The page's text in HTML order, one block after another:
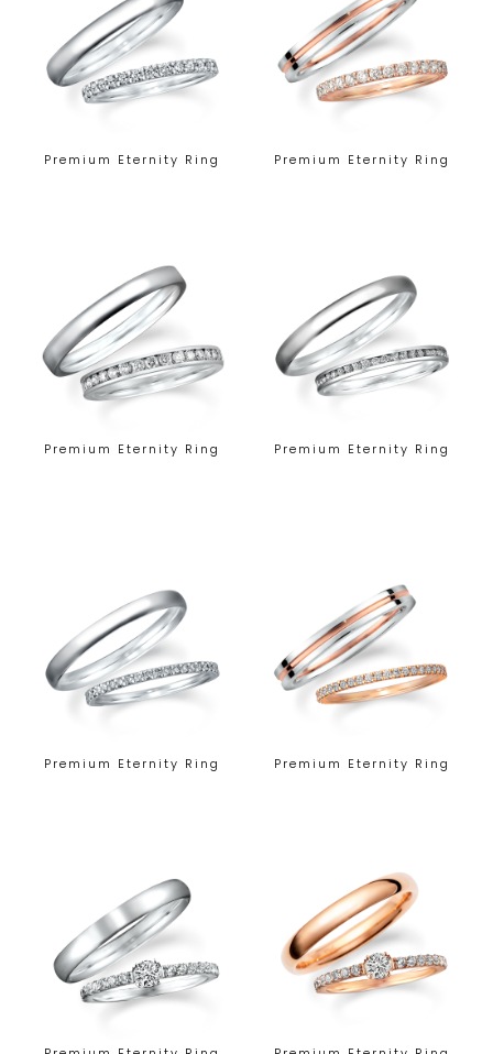
Premium Eternity Ring Premium Eternity Ring
Premium Eternity Ring Premium Eternity Ring
Premium Eternity Ring Premium Eternity Ring